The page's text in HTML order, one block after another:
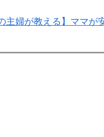
主婦が教える】ママが